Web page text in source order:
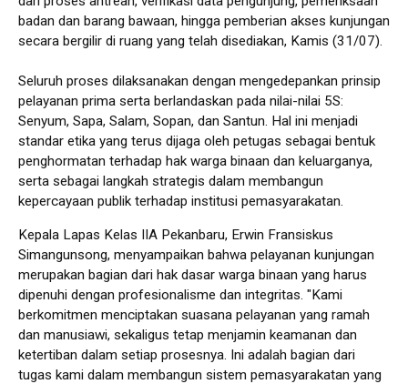
badan dan barang bawaan, hingga pemberian akses kunjungan
secara bergilir di ruang yang telah disediakan, Kamis (31/07).
Seluruh proses dilaksanakan dengan mengedepankan prinsip
pelayanan prima serta berlandaskan pada nilai-nilai 5S:
Senyum, Sapa, Salam, Sopan, dan Santun. Hal ini menjadi
standar etika yang terus dijaga oleh petugas sebagai bentuk
penghormatan terhadap hak warga binaan dan keluarganya,
serta sebagai langkah strategis dalam membangun
kepercayaan publik terhadap institusi pemasyarakatan.
Kepala Lapas Kelas IIA Pekanbaru, Erwin Fransiskus
Simangunsong, menyampaikan bahwa pelayanan kunjungan
merupakan bagian dari hak dasar warga binaan yang harus
dipenuhi dengan profesionalisme dan integritas. "Kami
berkomitmen menciptakan suasana pelayanan yang ramah
dan manusiawi, sekaligus tetap menjamin keamanan dan
ketertiban dalam setiap prosesnya. Ini adalah bagian dari
tugas kami dalam membangun sistem pemasyarakatan yang